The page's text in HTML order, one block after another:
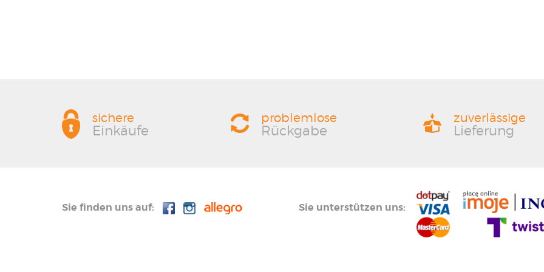
sichere
Einkäufe
problemlose
Rückgabe
zuverlässige
Lieferung
Sie unterstützen uns:
Sie finden uns auf: